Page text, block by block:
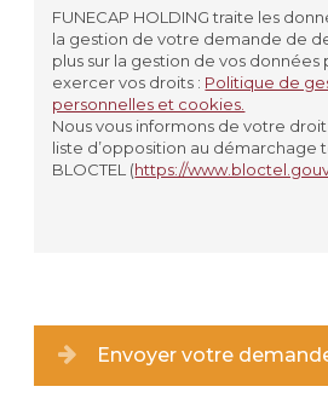
FUNECAP HOLDING traite les
la gestion de votre demande de
plus sur la gestion de vos
exercer vos droits : Politique de
personnelles et cookies.
Nous vous informons de votre droit
liste d’opposition au démarchage
BLOCTEL (https://
Envoyer votre